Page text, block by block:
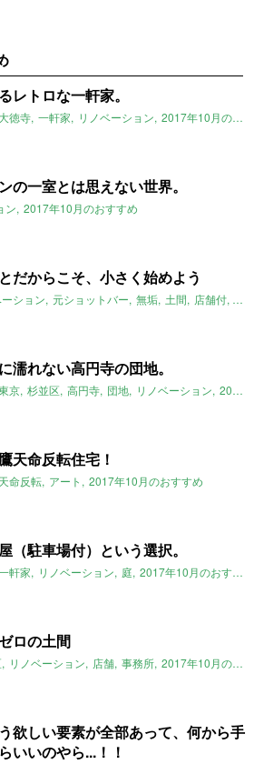
レトロな一軒家。
大徳寺 一軒家 リノベーション 2017年10月のおすすめ
の一室とは思えない世界。
ン 2017年10月のおすすめ
だからこそ、小さく始めよう
ション 元ショットバー 無垢 土間 店舗付 事
濡れない高円寺の団地。
京 杉並区 高円寺 団地 リノベーション 2017年10月のおすすめ
天命反転住宅！
天命反転 アート 2017年10月のおすすめ
（駐車場付）という選択。
軒家 リノベーション 庭 2017年10月のおすすめ
ロの土間
リノベーション 店舗 事務所 2017年10月のおすすめ
欲しい要素が全部あって、何から手
いいのやら...！！